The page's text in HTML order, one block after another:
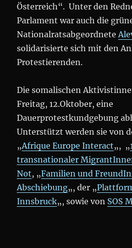
Österreich“. Unter den
Parlament war auch die
Nationalratsabgeordnete
solidarisierte sich mit den
Protestierenden.
Die somalischen
Freitag, 12.Oktober, eine
Dauerprotestkundgebung
Unterstützt werden sie von
„Afrique Europe Interact„, „
transnationaler
Not, „Familien und
Abschiebung„, der „
Innsbruck„, sowie von SOS